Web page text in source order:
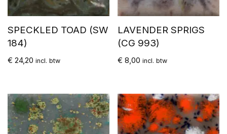
SPECKLED TOAD (SW
184)
€ 24,20 incl. btw
LAVENDER SPRIGS
(CG 993)
€ 8,00 incl. btw